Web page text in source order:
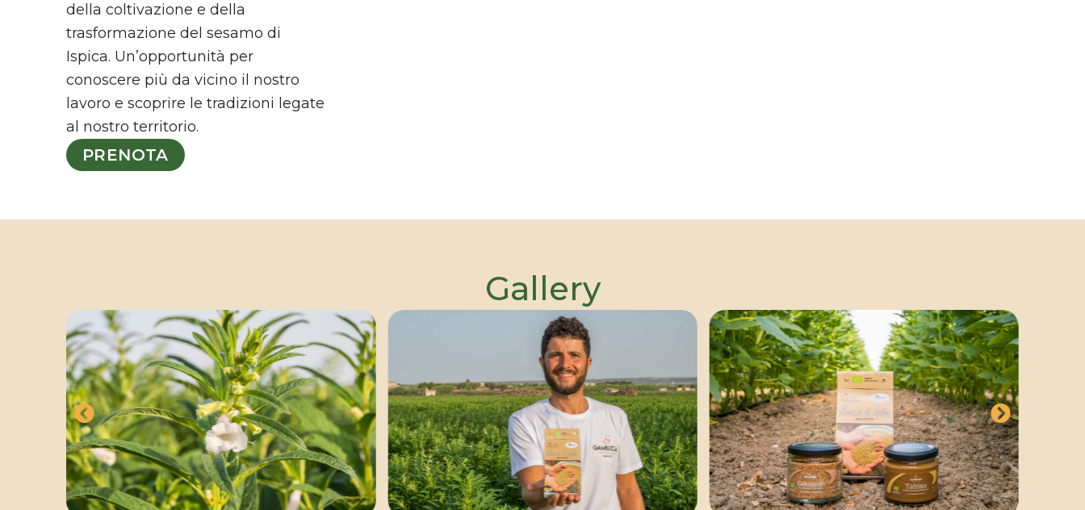
della coltivazione e della
trasformazione del sesamo di
Ispica. Un’opportunità per
conoscere più da vicino il nostro
lavoro e scoprire le tradizioni legate
al nostro territorio.
PRENOTA
Gallery